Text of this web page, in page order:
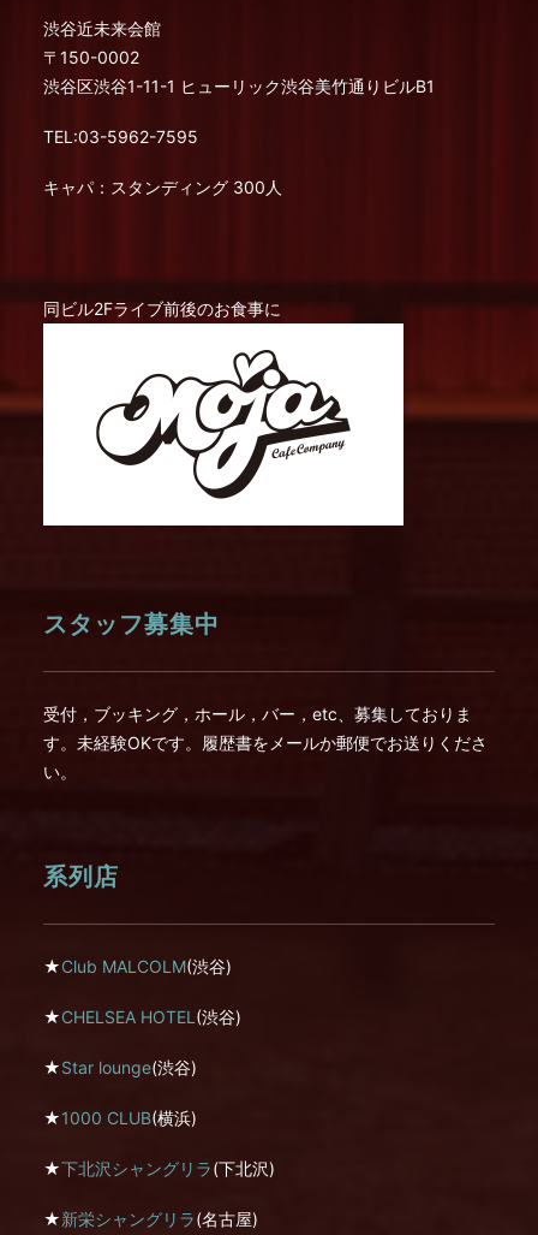
渋谷近未来会館
〒150-0002
渋谷区渋谷1-11-1 ヒューリック渋谷美竹通りビルB1
TEL:03-5962-7595
キャパ：スタンディング 300人
同ビル2Fライブ前後のお食事に
スタッフ募集中
受付，ブッキング，ホール，バー，etc、募集しておりま
す。未経験OKです。履歴書をメールか郵便でお送りくださ
い。
系列店
★Club MALCOLM(渋谷)
★CHELSEA HOTEL (渋谷)
★Star lounge(渋谷)
★1000 CLUB(横浜)
★下北沢シャングリラ(下北沢)
★新栄シャングリラ(名古屋)